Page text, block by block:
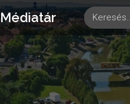
Médiatár